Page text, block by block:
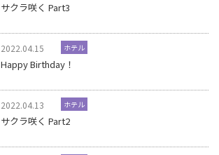
サクラ咲く Part3
2022.04.15 ホテル
Happy Birthday！
2022.04.13 ホテル
サクラ咲く Part2